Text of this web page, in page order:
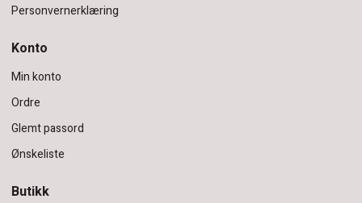
Personvernerklæring
Konto
Min konto
Ordre
Glemt passord
Ønskeliste
Butikk